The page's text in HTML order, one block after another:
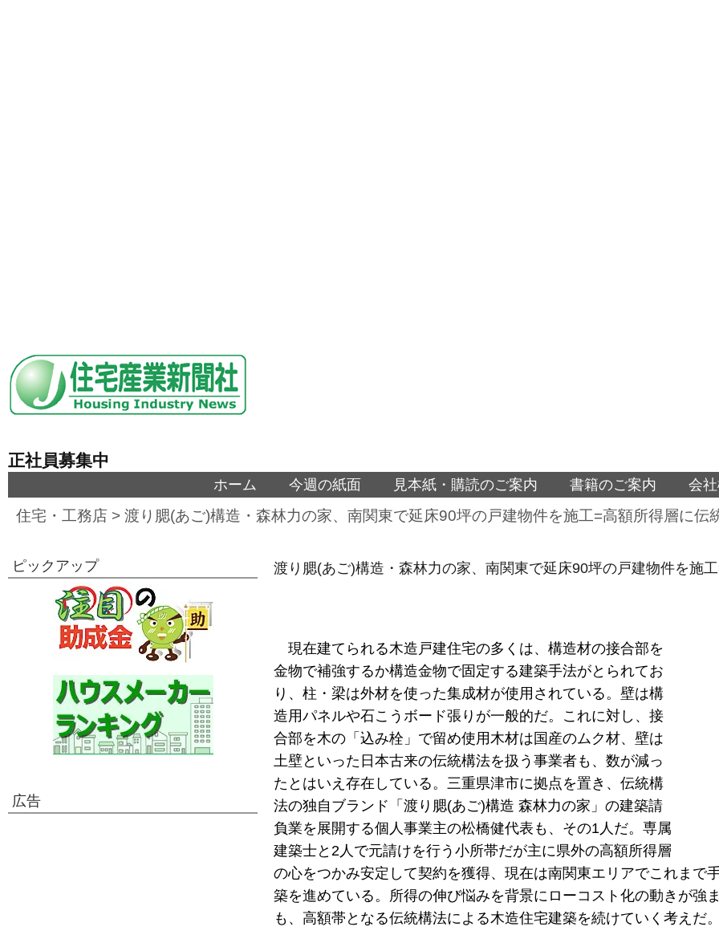
正社員募集中
ホーム 今週の紙面 見本紙・購読のご案内 書籍のご案内 会
住宅・工務店 > 渡り腮(あご)構造・森林力の家、南関東で延床90坪の戸建物件を施工=高額所得層に伝
渡り腮(あご)構造・森林力の家、南関東で延床90坪の戸建物件を施
現在建てられる木造戸建住宅の多くは、構造材の接合部を
金物で補強するか構造金物で固定する建築手法がとられてお
り、柱・梁は外材を使った集成材が使用されている。壁は構
造用パネルや石こうボード張りが一般的だ。これに対し、接
合部を木の「込み栓」で留め使用木材は国産のムク材、壁は
土壁といった日本古来の伝統構法を扱う事業者も、数が減っ
たとはいえ存在している。三重県津市に拠点を置き、伝統構
法の独自ブランド「渡り腮(あご)構造 森林力の家」の建築請
負業を展開する個人事業主の松橋健代表も、その1人だ。専属
建築士と2人で元請けを行う小所帯だが主に県外の高額所得層
の心をつかみ安定して契約を獲得、現在は南関東エリアでこれまで
築を進めている。所得の伸び悩みを背景にローコスト化の動きが強
も、高額帯となる伝統構法による木造住宅建築を続けていく考えだ
ピックアップ
広告